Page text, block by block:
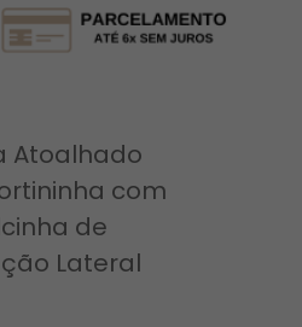
Atoalhado
com
de
Lateral